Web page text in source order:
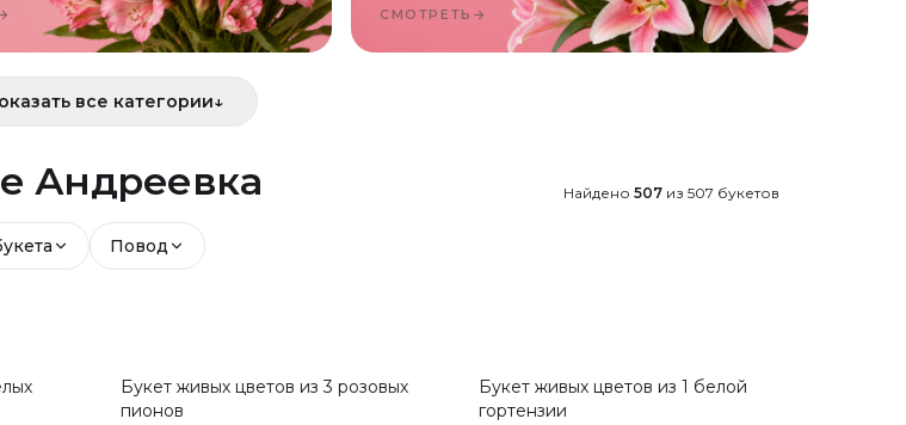
СМОТРЕТЬ →
все категории↓
Андреевка Найдено 507 из 507 букетов
Повод
Букет живых цветов из 3 розовых
пионов
Букет живых цветов из 1 белой
гортензии